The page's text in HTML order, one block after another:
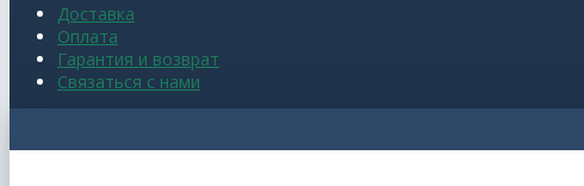
Доставка
Оплата
Гарантия и возврат
Связаться с нами